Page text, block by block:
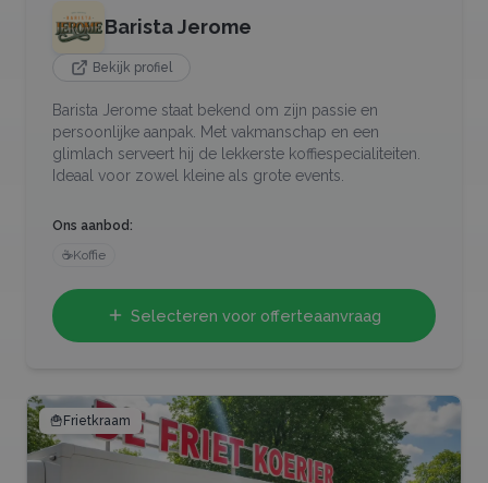
Barista Jerome
Bekijk profiel
Barista Jerome staat bekend om zijn passie en
persoonlijke aanpak. Met vakmanschap en een
glimlach serveert hij de lekkerste koffiespecialiteiten.
Ideaal voor zowel kleine als grote events.
Ons aanbod:
☕Koffie
Selecteren voor offerteaanvraag
🍟Frietkraam